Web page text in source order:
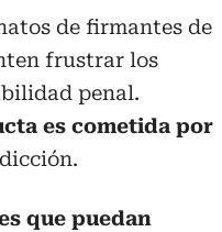
de firmantes de
frustrar los
penal.
es cometida por
que puedan